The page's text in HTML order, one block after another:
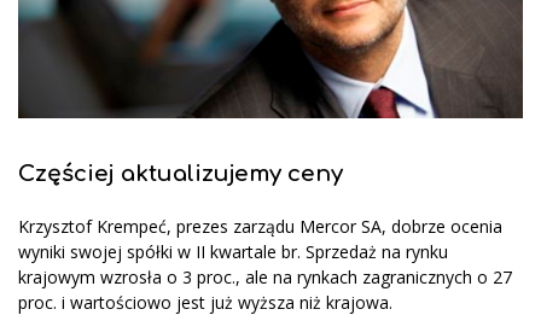
Częściej aktualizujemy ceny
Krzysztof Krempeć, prezes zarządu Mercor SA, dobrze ocenia
wyniki swojej spółki w II kwartale br. Sprzedaż na rynku
krajowym wzrosła o 3 proc., ale na rynkach zagranicznych o 27
proc. i wartościowo jest już wyższa niż krajowa.